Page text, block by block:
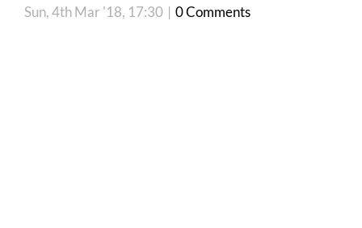
Sun, 4th Mar '18, 17:30 | 0 Comments